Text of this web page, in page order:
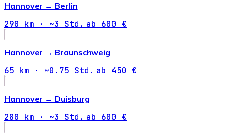
Hannover → Berlin
290 km · ~3 Std. ab 600 €
Hannover → Braunschweig
65 km · ~0.75 Std. ab 450 €
Hannover → Duisburg
280 km · ~3 Std. ab 600 €